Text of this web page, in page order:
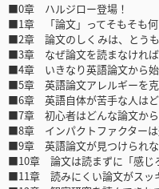
■0章 ハルジロー登場！
■1章 「論文」ってそもそも何
■2章 論文のしくみは、とうも
■3章 なぜ論文を読まなければ
■4章 いきなり英語論文から始
■5章 英語論文アレルギーを
■6章 英語自体が苦手な人はど
■7章 初心者はどんな論文から
■8章 インパクトファクターは
■9章 英語論文が見つけられな
■10章 論文は読まずに「感じ
■11章 読みにくい論文がスッ